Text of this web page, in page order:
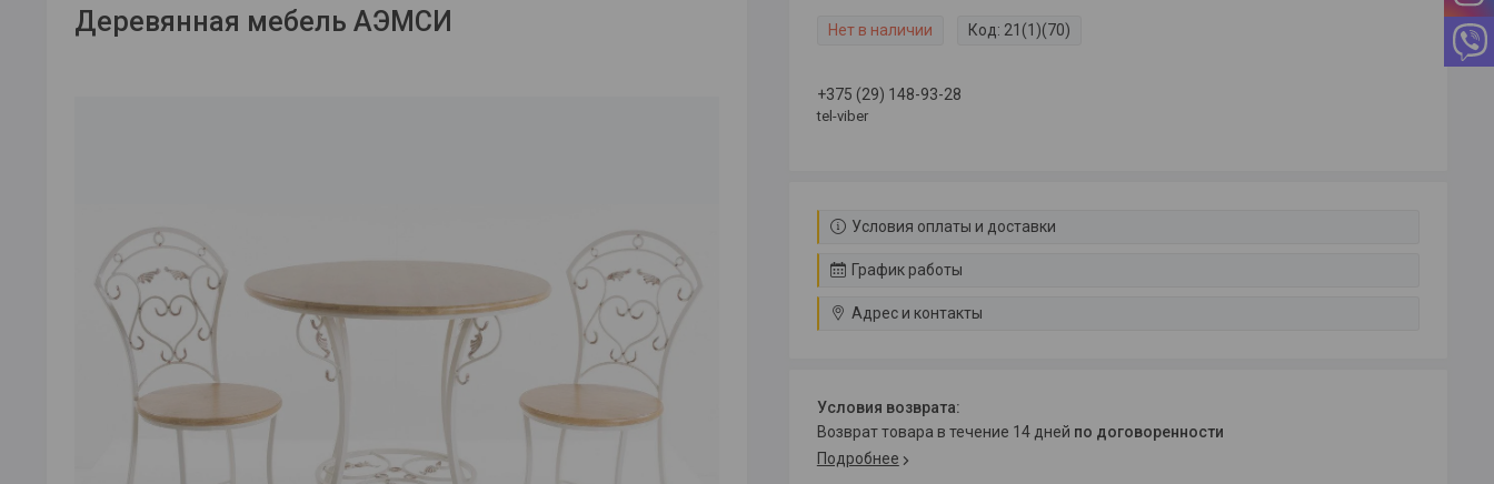
Деревянная мебель АЭМСИ
Нет в наличии Код: 21(1)(70)
+375 (29) 148-93-28
tel-viber
Условия оплаты и доставки
График работы
Адрес и контакты
возврат товара в течение 14 дней по договоренности
Подробнее